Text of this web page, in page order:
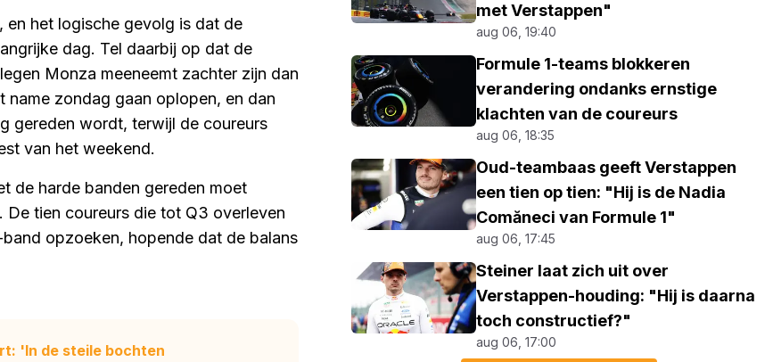
en het logische gevolg is dat de
dag. Tel daarbij op dat de
Monza meeneemt zachter zijn dan
name zondag gaan oplopen, en dan
gereden wordt, terwijl de coureurs
van het weekend.
de harde banden gereden moet
tien coureurs die tot Q3 overleven
opzoeken, hopende dat de balans
'In de steile bochten
met Verstappen"
aug 06, 19:40
Formule 1-teams blokkeren
verandering ondanks ernstige
klachten van de coureurs
aug 06, 18:35
Oud-teambaas geeft Verstappen
een tien op tien: "Hij is de Nadia
Comăneci van Formule 1"
aug 06, 17:45
Steiner laat zich uit over
Verstappen-houding: "Hij is daarna
toch constructief?"
aug 06, 17:00